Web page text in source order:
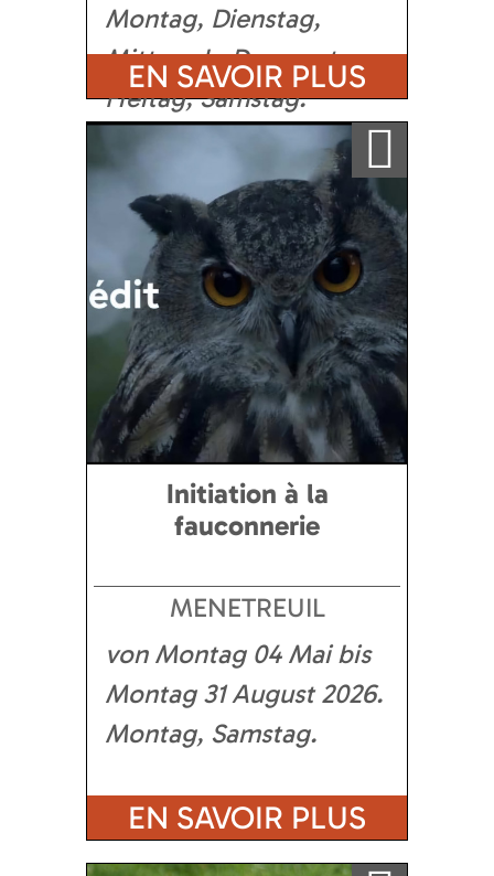
Montag, Dienstag,
Mittwoch, Donnerstag,
Freitag, Samstag
EN SAVOIR PLUS
Ajouter a ma sélection
Initiation à la
fauconnerie
MENETREUIL
von Montag 04 Mai bis
Montag 31 August 2026
Montag, Samstag
EN SAVOIR PLUS
Ajouter a ma sélection